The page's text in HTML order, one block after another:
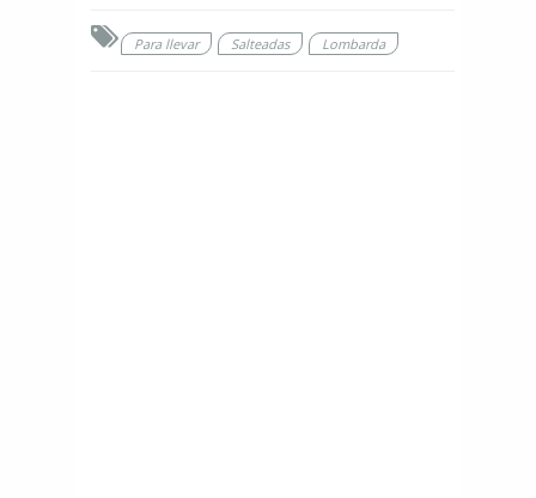
Para llevar Salteadas Lombarda